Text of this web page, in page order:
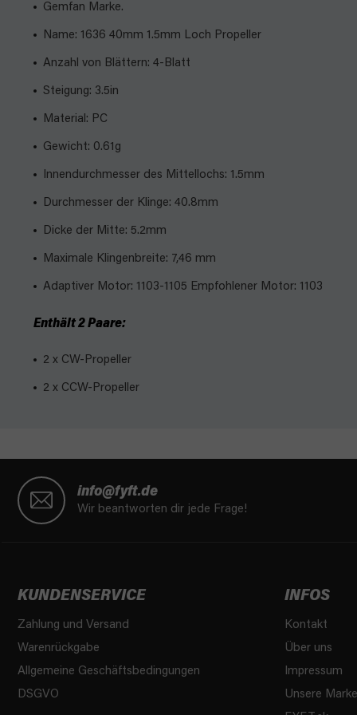
Gemfan Marke.
Name: 1636 40mm 1.5mm Loch Propeller
Anzahl von Blättern: 4-Blatt
Steigung: 3.5in
Material: PC
Gewicht: 0.61g
Innendurchmesser des Mittellochs: 1.5mm
Durchmesser der Klinge: 40.8mm
Dicke der Mitte: 5.2mm
Maximale Klingenbreite: 7,46 mm
Adaptiver Motor: 1103-1105 Empfohlener Motor: 1103
Enthält 2 Paare:
2 x CW-Propeller
2 x CCW-Propeller
info@fyft.de
Wir beantworten dir jede Frage!
KUNDENSERVICE
Zahlung und Versand
Warenrückgabe
Allgemeine Geschäftsbedingungen
DSGVO
INFOS
Kontakt
Über uns
Impressum
Unsere